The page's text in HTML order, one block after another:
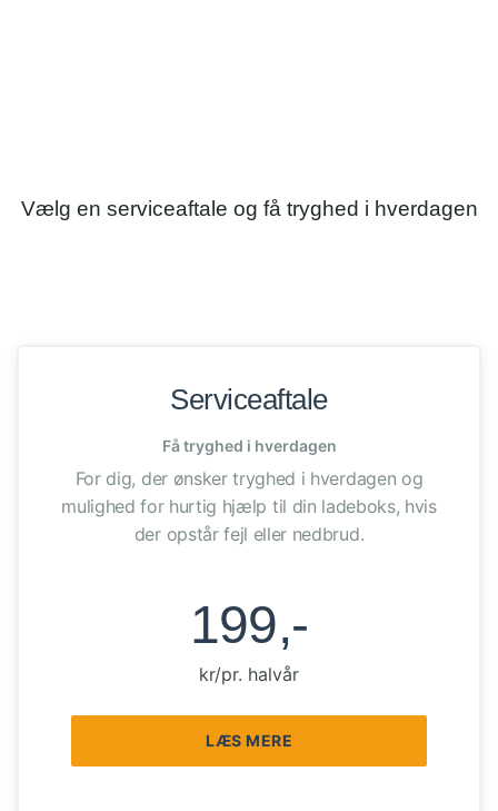
Vælg en serviceaftale og få tryghed i hverdagen
Serviceaftale
Få tryghed i hverdagen
For dig, der ønsker tryghed i hverdagen og
mulighed for hurtig hjælp til din ladeboks, hvis
der opstår fejl eller nedbrud.
199,-
kr/pr. halvår
LÆS MERE